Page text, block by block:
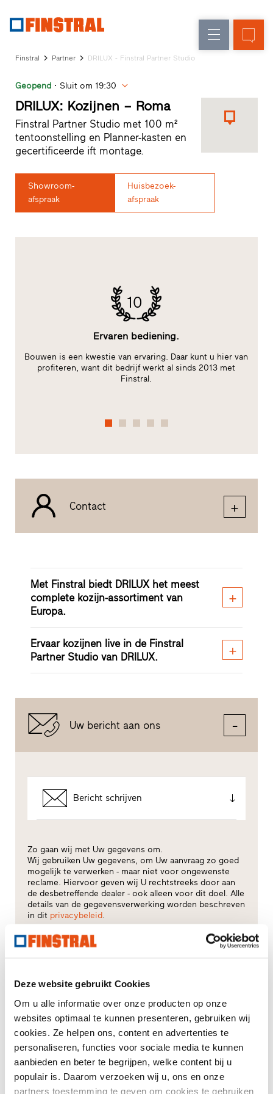
Deze website gebruikt Cookies
Om u alle informatie over onze producten op onze
websites optimaal te kunnen presenteren, gebruiken wij
cookies. Ze helpen ons, content en advertenties te
personaliseren, functies voor sociale media te kunnen
aanbieden en beter te begrijpen, welke content bij u
populair is. Daarom verzoeken wij u, ons en onze
partners toestemming te geven om cookies te gebruiken
Glasgevels
Service
Showroom
Showroom
Hoofddorp
Showroom
Snelle
toegang
Finstral Partner DRILUX - Finstral Partner Studio
Geopend Sluit om 19:30
DRILUX: Kozijnen – Roma
Finstral Partner Studio met 100 m²
tentoonstelling en Planner-kasten en
gecertificeerde ift montage.
Showroom-
afspraak
Huisbezoek-
afspraak
10
Ervaren bediening.
Bouwen is een kwestie van ervaring. Daar kunt u hier van
profiteren, want dit bedrijf werkt al sinds 2013 met
Finstral.
Contact
Met Finstral biedt DRILUX het meest
complete kozijn-assortiment van
Europa.
Ervaar kozijnen live in de Finstral
Partner Studio van DRILUX.
Uw bericht aan ons
Bericht schrijven
Zo gaan wij met Uw gegevens om.
Wij gebruiken Uw gegevens, om Uw aanvraag zo goed
mogelijk te verwerken - maar niet voor ongewenste
reclame. Hiervoor geven wij U rechtstreeks door aan
de desbetreffende dealer - ook alleen voor dit doel. Alle
details van de gegevensverwerking worden beschreven
in dit privacybeleid.
Voor welk thema heeft u vooral interesse?
Kozijnen
Huisdeuren
Glasgevels
Renovatie